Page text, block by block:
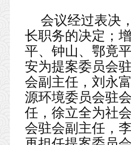
会议经过表决
长职务的决定；
平、钟山、鄂竟
安为提案委员会
会副主任，刘永
源环境委员会驻
任，徐立全为社
会驻会副主任，